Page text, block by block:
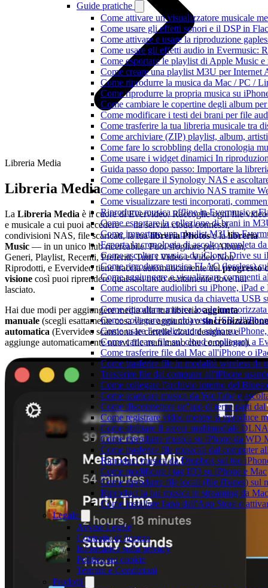
Guide pratiche
Come attivare un visualizzatore musicale
Come usare gli effetti sonori e il DSP in
Come attivare e usare la riproduzione
Come usare gli effetti audio in Evermusic:
Come esportare le playlist di Apple Music
Come creare una playlist M3U per
Come riprodurre la musica da Mac / PC /
Come riprodurre la propria musica su
Come cambiare le copertine degli album
Come modificare i testi dei brani per file
Come trasferire la tua libreria musicale tra
Come archiviare (ZIP) playlist, album,
Come fare lo scrobbling della cronologia
Come usare i widget dinamici In
Guida passo dopo passo: Importare la
Come collegare il Synology NAS e
Come collegare un archivio NAS tramite
Come visualizzare testi incorporati,
Riprodurre musica offline in Evermusic e
Come esportare la collezione di brani in
Come importare una playlist M3U in
Esporta la cronologia di ascolto completa
Come ascoltare musica da iCloud Drive su
Come riprodurre musica FLAC (lossless)
Come aggiungere e visualizzare commenti
Come ascoltare audiolibri su iPhone, iPad
Come riprodurre musica da chiavetta USB
Come riprodurre musica locale
Come collegare una chiavetta USB
Come usare l'equalizzatore audio su
Come caricare file sul cloud e collegarli a
Come trasferire file dal Mac all'iPhone o
Come trasferire file in modalità wireless da
Trasferire file dal computer all'iPhone
Come collegare l'archivio interno del
Come scaricare musica da YouTube e
Come disconnettere un'app di terze parti
Come registrare video mentre si riproduce
Come abilitare il server multimediale
Come riprodurre musica su iPhone da WD
Come trasferire file musicali dal computer
Riproduci musica da Dropbox sul tuo
Come modificare i tag ID3 su iPhone e Mac
Come riprodurre file locali (file iTunes) sul
Riproduci la tua musica in streaming da
Come installare l'app dall'App Store o
Legale
Avviso Legale
Contratto di licenza
Informativa sulla privacy
Politica sui cookie
Termini e Condizioni
Prodotti
Libreria Media
Libreria Media
La Libreria Media è il cuore di Evervideo. Raccoglie ogni file video
e musicale a cui puoi accedere — da servizi cloud connessi,
condivisioni NAS, file scaricati, la tualibreria Photose lalibreria
Music — in un unico hub ricercabile. Puoi sfogliare per Album,
Generi, Playlist, Recenti, Preferiti, Tutti i Video e Video Non
Riprodotti, e Evervideo tiene traccia automaticamente delprogresso
visione così puoi riprendere qualsiasi titolo esattamente dove hai
lasciato.
Hai due modi per aggiungere media alla tua libreria:aggiunta
manuale (scegli esattamente cosa viene aggiunto) osincronizzazione
automatica (Evervideo scansiona le cartelle cloud designate e
aggiunge automaticamente nuovi file man mano che compaiono).